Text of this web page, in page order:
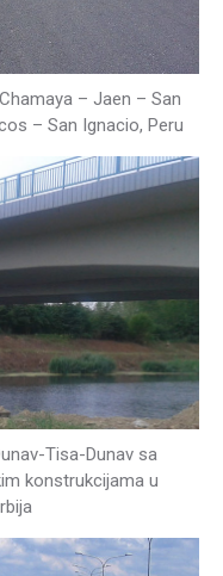
– Jaen – San
– San Ignacio, Peru
Tisa-Dunav sa
konstrukcijama u